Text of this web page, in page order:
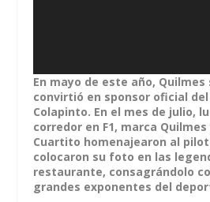
En mayo de este año, Quilmes
convirtió en sponsor oficial
Colapinto. En el mes de julio,
corredor en F1, marca
Cuartito homenajearon al
colocaron su foto en las
restaurante, consagrándolo
grandes exponentes del